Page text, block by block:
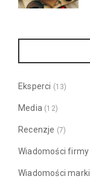
Eksperci (13)
Media (12)
Recenzje (7)
Wiadomości firmy
Wiadomości marki